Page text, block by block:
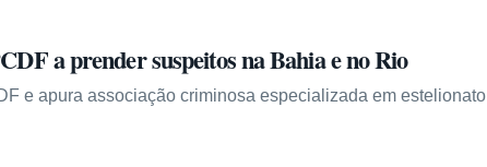
a prender suspeitos na Bahia e no Rio
e apura associação criminosa especializada em estelionato